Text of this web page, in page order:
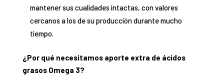
mantener sus cualidades intactas, con valores
cercanos a los de su producción durante mucho
tiempo.
¿Por qué necesitamos aporte extra de ácidos
grasos Omega 3?